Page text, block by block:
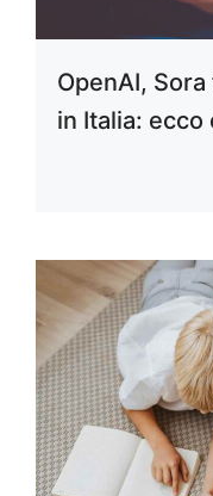
OpenAI,
in Italia: ecco